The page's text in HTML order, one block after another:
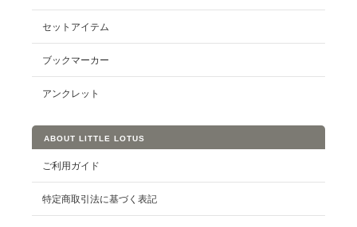
セットアイテム
ブックマーカー
アンクレット
ABOUT LITTLE LOTUS
ご利用ガイド
特定商取引法に基づく表記